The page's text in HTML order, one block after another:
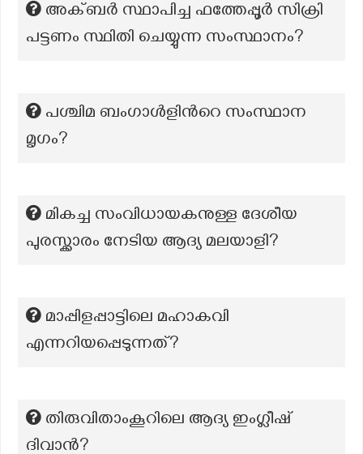
അക്ബർ സ്ഥാപിച്ച ഫത്തേപ്പൂർ സിക്രി
പട്ടണം സ്ഥിതി ചെയ്യുന്ന സംസ്ഥാനം?
പശ്ചിമ ബംഗാൾളിന്‍റെ സംസ്ഥാന
മൃഗം?
മികച്ച സംവിധായകനുള്ള ദേശീയ
പുരസ്ക്കാരം നേടിയ ആദ്യ മലയാളി?
മാപ്പിളപ്പാട്ടിലെ മഹാകവി
എന്നറിയപ്പെടുന്നത്?
തിരുവിതാംകൂറിലെ ആദ്യ ഇംഗ്ലീഷ്
ദിവാൻ?